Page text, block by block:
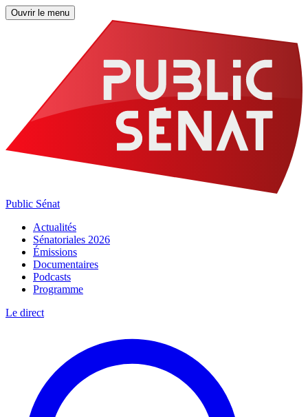
Ouvrir le menu
Public Sénat
Actualités
Sénatoriales 2026
Émissions
Documentaires
Podcasts
Programme
Le direct